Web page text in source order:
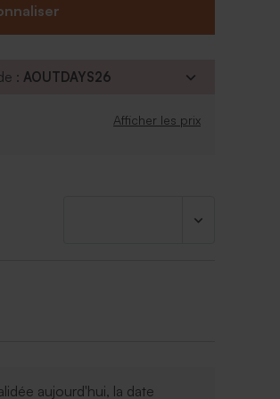
protégé de la chaleur
:AOUTDAYS26
Afficher les prix
aujourd'hui, la date